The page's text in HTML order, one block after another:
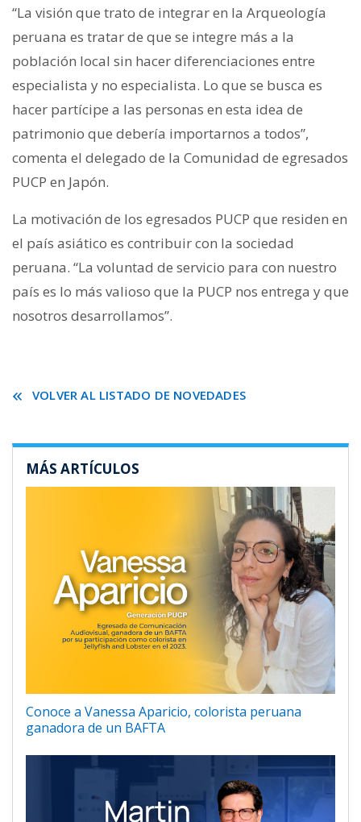
“La visión que trato de integrar en la Arqueología
peruana es tratar de que se integre más a la
población local sin hacer diferenciaciones entre
especialista y no especialista. Lo que se busca es
hacer partícipe a las personas en esta idea de
patrimonio que debería importarnos a todos”,
comenta el delegado de la Comunidad de egresados
PUCP en Japón.
La motivación de los egresados PUCP que residen en
el país asiático es contribuir con la sociedad
peruana. “La voluntad de servicio para con nuestro
país es lo más valioso que la PUCP nos entrega y que
nosotros desarrollamos”.
VOLVER AL LISTADO DE NOVEDADES
MÁS ARTÍCULOS
Conoce a Vanessa Aparicio, colorista peruana
ganadora de un BAFTA